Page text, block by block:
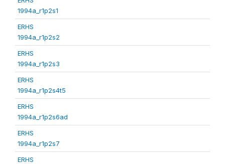
1994a_r1p2s1
ERHS
1994a_r1p2s2
ERHS
1994a_r1p2s3
ERHS
1994a_r1p2s4t5
ERHS
1994a_r1p2s6ad
ERHS
1994a_r1p2s7
ERHS